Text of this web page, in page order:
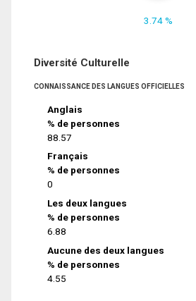
3.74 %
Diversité Culturelle
CONNAISSANCE DES LANGUES OFFICIELLES
Anglais
% de personnes
88.57
Français
% de personnes
0
Les deux langues
% de personnes
6.88
Aucune des deux langues
% de personnes
4.55